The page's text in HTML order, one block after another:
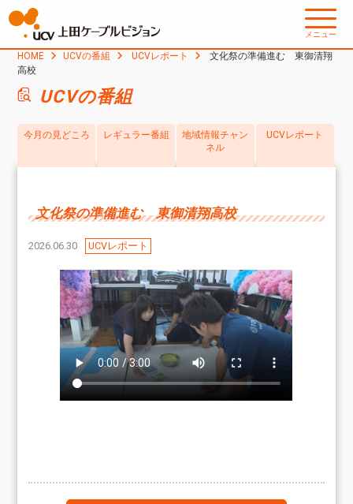
メニュー
HOME UCVの番組 UCVレポート
文化祭の準備進む 東御清翔
高校
UCVの番組
今月の見どころ レギュラー番組
地域情報チャン
ネル
UCVレポート
文化祭の準備進む 東御清翔高校
2026.06.30 UCVレポート